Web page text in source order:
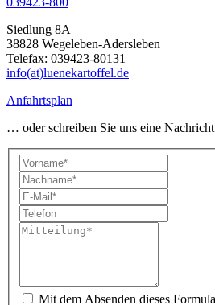
Siedlung 8A
38828 Wegeleben-Adersleben
Telefax: 039423-80131
info(at)luenekartoffel.de
Anfahrtsplan
… oder schreiben Sie uns eine Nachricht